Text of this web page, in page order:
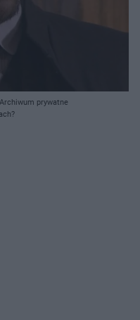
prywatne